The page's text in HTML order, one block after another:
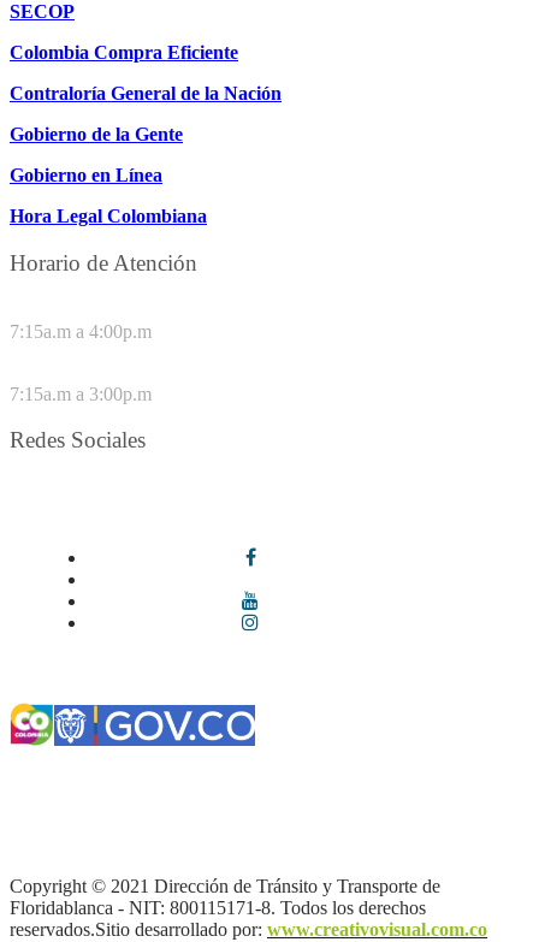
SECOP
Colombia Compra Eficiente
Contraloría General de la Nación
Gobierno de la Gente
Gobierno en Línea
Hora Legal Colombiana
Horario de Atención
7:15a.m a 4:00p.m
7:15a.m a 3:00p.m
Redes Sociales
Copyright © 2021 Dirección de Tránsito y Transporte de
Floridablanca - NIT: 800115171-8. Todos los derechos
reservados.Sitio desarrollado por: www.creativovisual.com.co